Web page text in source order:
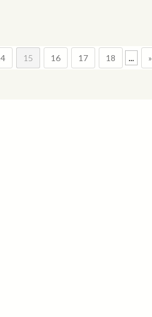
15 16 17 18 ... »